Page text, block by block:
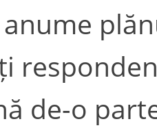
de-o